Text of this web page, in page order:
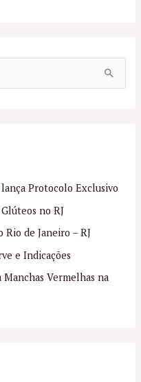
Protocolo Exclusivo
no RJ
de Janeiro – RJ
e Indicações
Vermelhas na